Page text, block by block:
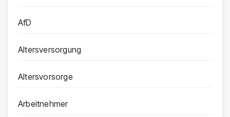
AfD
Altersversorgung
Altersvorsorge
Arbeitnehmer